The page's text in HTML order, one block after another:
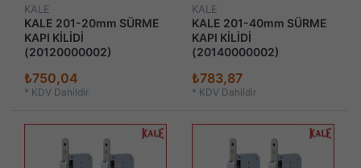
KALE
KALE 201-20mm SÜRME
KAPI KİLİDİ
(20120000002)
₺750,04
* KDV Dahildir
KALE
KALE 201-40mm SÜRME
KAPI KİLİDİ
(20140000002)
₺783,87
* KDV Dahildir